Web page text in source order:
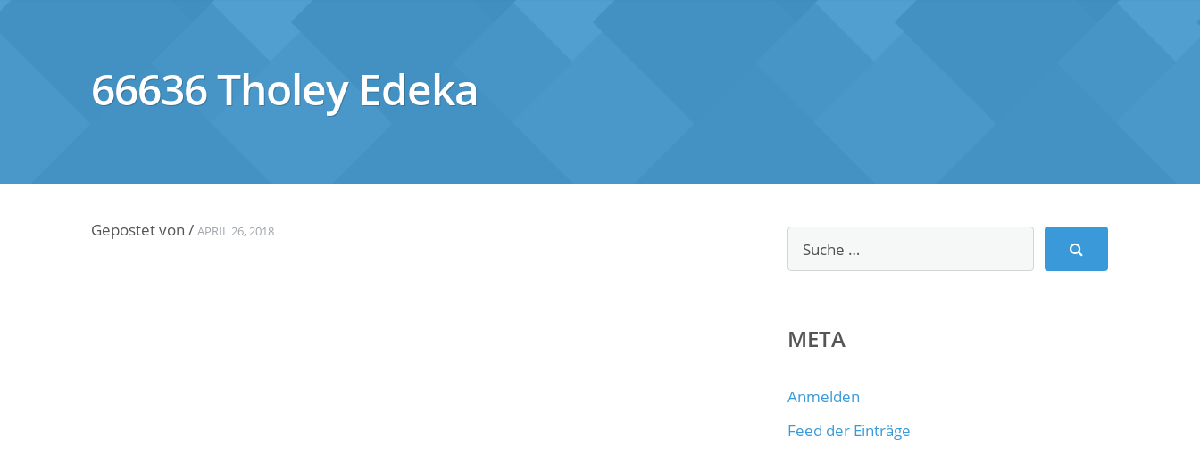
66636 Tholey Edeka
Gepostet von / APRIL 26, 2018
META
Anmelden
Feed der Einträge